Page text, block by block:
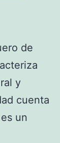
de
y
cuenta
un